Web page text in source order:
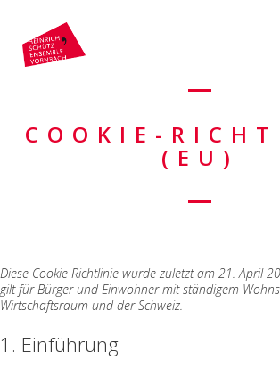
COOKIE-
(EU)
Diese Cookie-Richtlinie wurde zuletzt am 21. April
gilt für Bürger und Einwohner mit ständigem
Wirtschaftsraum und der Schweiz.
1. Einführung